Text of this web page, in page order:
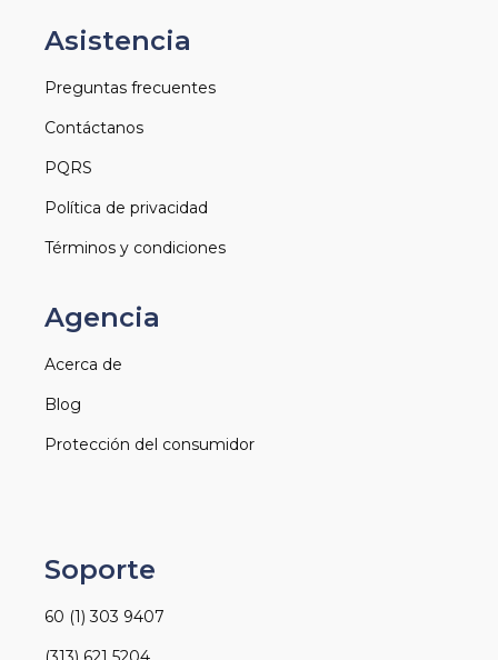
Asistencia
Preguntas frecuentes
Contáctanos
PQRS
Política de privacidad
Términos y condiciones
Agencia
Acerca de
Blog
Protección del consumidor
Soporte
60 (1) 303 9407